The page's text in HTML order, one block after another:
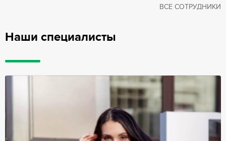
Наши специалисты
ВСЕ СОТРУДНИКИ